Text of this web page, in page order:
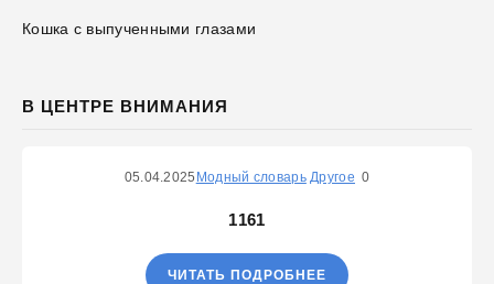
Кошка с выпученными глазами
В ЦЕНТРЕ ВНИМАНИЯ
05.04.2025 Модный словарь Другое 0
1161
ЧИТАТЬ ПОДРОБНЕЕ